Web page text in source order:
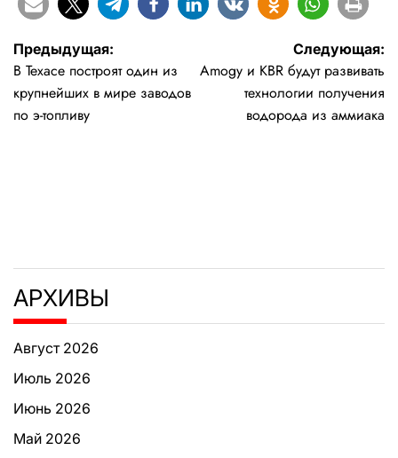
Навигация
по
записям
Предыдущая:
В Техасе построят один из
крупнейших в мире заводов
по э-топливу
Следующая:
Amogy и KBR будут развивать
технологии получения
водорода из аммиака
АРХИВЫ
Август 2026
Июль 2026
Июнь 2026
Май 2026